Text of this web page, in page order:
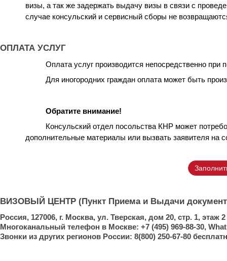
визы, а так же задержать выдачу визы в связи с
случае консульский и сервисный сборы не
ОПЛАТА УСЛУГ
Оплата услуг производится непосредственно
Для иногородних граждан оплата может быть
Обратите внимание!
Консульский отдел посольства КНР может
дополнительные материалы или вызвать заявителя на
ВИЗОВЫЙ ЦЕНТР (Пункт Приема и Выдачи
Россия, 127006, г. Москва, ул. Тверская, дом 20, стр. 1, этаж
Многоканальный телефон в Москве: +7 (495) 969-88-30,
Звонки из других регионов России: 8(800) 250-67-80